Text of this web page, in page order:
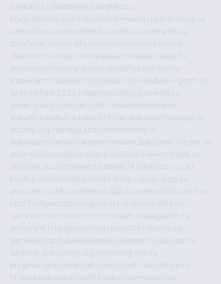
bankaribi.rubandamn.rubigfatcc.ru
blagodarenie-spb.ruborodino-media.rucard-voice.ru
cardvoice.ruzed-online.ruzvonitut.ruzebra-tlt.ru
zarafshan.ruyork-life.ruvintovoykompressor.ru
vladivostok-map.ruvlknrussia.ruwasabi-shop.ru
webamator.ruzaryna.ruyoutubefree.rux-ton.ru
trade-farm.rutajuncos.rutaksu.rutor-lyubov-i-grom.ru
spayderhed-2022.rusplclub.rustoppamedia.ru
snow-guard.ruslovar-ivrit.rucleanmedicine.ru
shkurki-karakulya.rukanotiforet.spb.rututmassage.ru
ecolog.org.rupraga.spb.rufalcorussia.ru
autodoctorservis.rukamertondom.spb.ru net-life.net.ru
avto-vozim.rusakhcamera.rualliance-electro.spb.ru
stroyavt.rucontrolweb1.rutdsak74.rukinzozo-ru.ru
kvotka.ru iron-snab.rucosta-bella.rueugrus.pp.ru
associaciya39.ruprimexpo.spb.rubezmorchin.ru ia2.ru
cpt21.ru ispecspb.ru regahost.rukolosok-elita.ru
tae-kwon.ruconsrio.com.ru insiam.ruavegainfo.ru
archery161.rubigencyclica.ruvlast16.rukorru.net
sarmiento.spb.suextelopedia.ru lammin-suo.spb.ru
iskatour.spb.rusnpi.org.ru running-line.ru
krygeva-spa.ruchel.net.ru rust-loco.rudugshop.ru
hl-beta.spb.ruschool494.spb.ru mymubaby.ru